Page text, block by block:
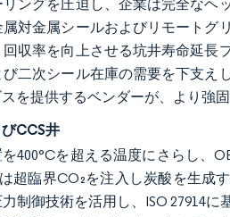
ングを圧迫し、企業は完全なヘ
対金属シールおよびリモートグ
収率を向上させる坑井寿命延長
二次シール在庫の需要を下支
を提供するベンダーが、より強
CCS井
400°Cを超える温度にさらし、
超臨界CO₂を注入し炭酸を生成
制御技術を活用し、ISO 27914